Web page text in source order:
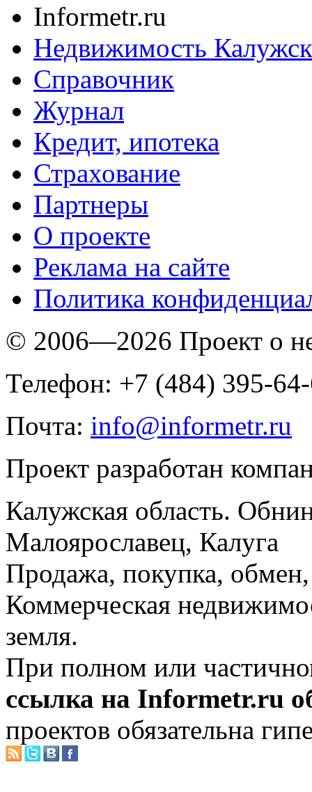
Informetr.ru
Недвижимость
Справочник
Журнал
Кредит, ипотека
Страхование
Партнеры
O проекте
Реклама на сайте
Политика
© 2006—2026 Проект о
Телефон: +7 (484) 395-
Почта: info@informetr.ru
Проект разработан
Калужская область.
Малоярославец, Калуга
Продажа, покупка, обмен,
Коммерческая
земля.
При полном или
ссылка на Informetr.ru
проектов обязательна